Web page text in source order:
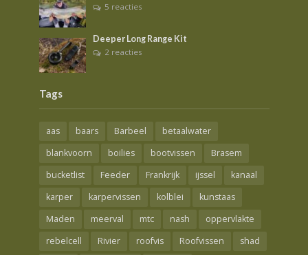
5 reacties
Deeper Long Range Kit
2 reacties
Tags
aas baars Barbeel
betaalwater
blankvoorn
boilies bootvissen
Brasem
bucketlist
Feeder Frankrijk ijssel
kanaal
karper
karpervissen kolblei
kunstaas
Maden
meerval mtc nash
oppervlakte
rebelcell
Rivier roofvis Roofvissen shad